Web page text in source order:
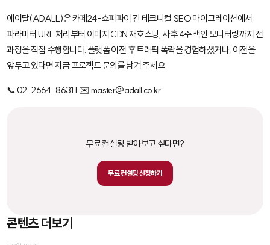
에이달(ADALL)은 카페24-쇼피파이 간 테크니컬 SEO 마이그레이션에서
파라미터 URL 처리부터 이미지 CDN 재호스팅, 사후 4주 색인 모니터링까지 전
과정을 직접 수행합니다. 플랫폼 이전 후 트래픽 폭락을 경험하셨거나, 이전을
앞두고 있다면 지금 프로젝트 문의를 남겨 주세요.
📞 02-2664-8631 | ✉️ master@adall.co.kr
무료 컨설팅 받아보고 싶다면?
무료 컨설팅 신청하기
콘텐츠 더보기